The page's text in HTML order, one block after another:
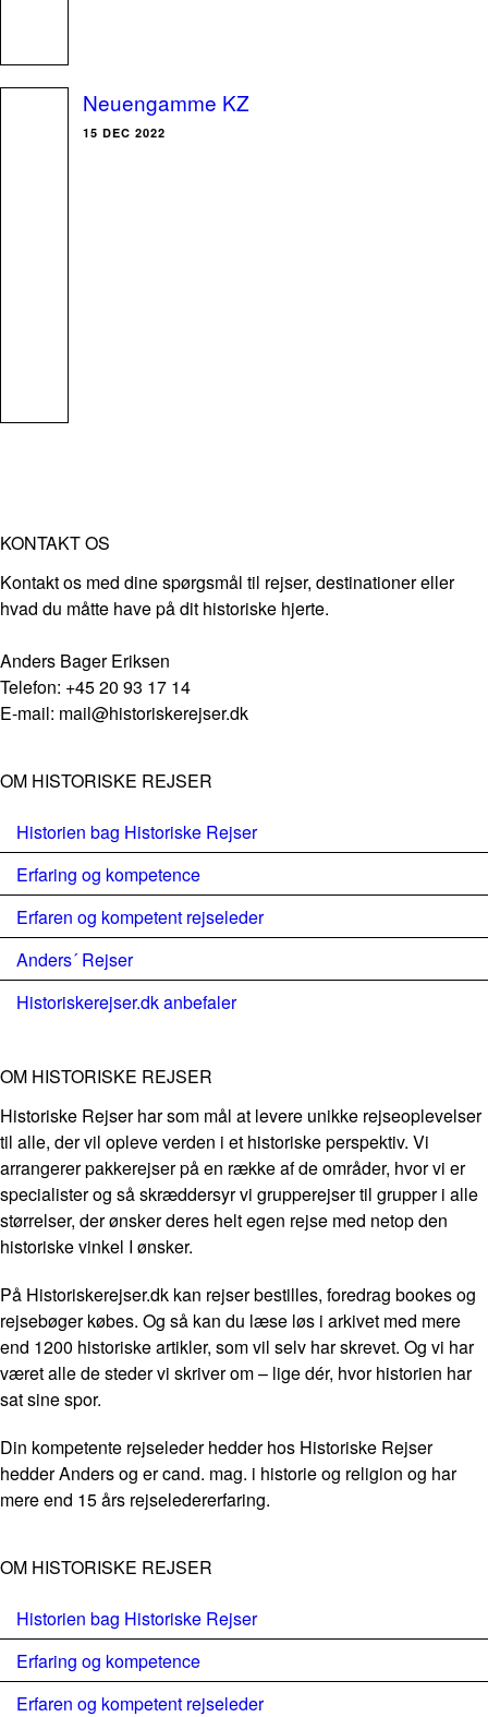
Neuengamme KZ
15 DEC 2022
KONTAKT OS
Kontakt os med dine spørgsmål til rejser, destinationer eller
hvad du måtte have på dit historiske hjerte.
Anders Bager Eriksen
Telefon: +45 20 93 17 14
E-mail: mail@historiskerejser.dk
OM HISTORISKE REJSER
Historien bag Historiske Rejser
Erfaring og kompetence
Erfaren og kompetent rejseleder
Anders´ Rejser
Historiskerejser.dk anbefaler
OM HISTORISKE REJSER
Historiske Rejser har som mål at levere unikke rejseoplevelser
til alle, der vil opleve verden i et historiske perspektiv. Vi
arrangerer pakkerejser på en række af de områder, hvor vi er
specialister og så skræddersyr vi grupperejser til grupper i alle
størrelser, der ønsker deres helt egen rejse med netop den
historiske vinkel I ønsker.
På Historiskerejser.dk kan rejser bestilles, foredrag bookes og
rejsebøger købes. Og så kan du læse løs i arkivet med mere
end 1200 historiske artikler, som vil selv har skrevet. Og vi har
været alle de steder vi skriver om – lige dér, hvor historien har
sat sine spor.
Din kompetente rejseleder hedder hos Historiske Rejser
hedder Anders og er cand. mag. i historie og religion og har
mere end 15 års rejseledererfaring.
OM HISTORISKE REJSER
Historien bag Historiske Rejser
Erfaring og kompetence
Erfaren og kompetent rejseleder